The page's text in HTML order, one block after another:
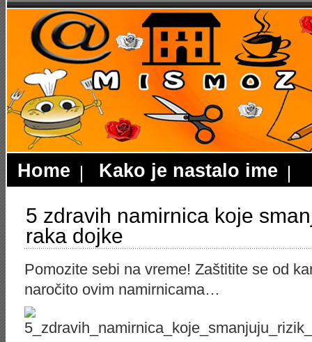
Home Kako je nastalo ime
5 zdravih namirnica koje
raka dojke
Pomozite sebi na vreme! Zaštitite se od
naročito ovim namirnicama…